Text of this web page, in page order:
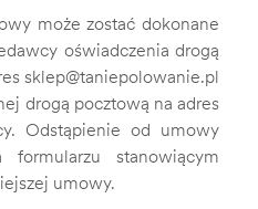
może zostać dokonane
oświadczenia drogą
sklep@taniepolowanie.pl
drogą pocztową na adres
Odstąpienie od umowy
stanowiącym
umowy.